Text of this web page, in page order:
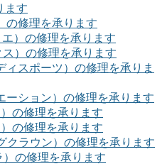
ます
の修理を承ります
）の修理を承ります
）の修理を承ります
ィスポーツ）の修理を承りま
ーション）の修理を承ります
の修理を承ります
の修理を承ります
クラウン）の修理を承ります
）の修理を承ります